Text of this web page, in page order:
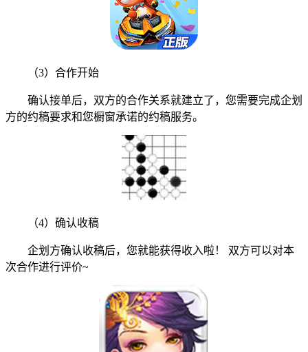
（3）合作开始
确认接单后，双方的合作关系就建立了，您需要完成企划
方的约稿要求和您橱窗承诺的约稿服务。
（4）确认收稿
企划方确认收稿后，您就能获得收入啦！ 双方可以对本
次合作进行评价~